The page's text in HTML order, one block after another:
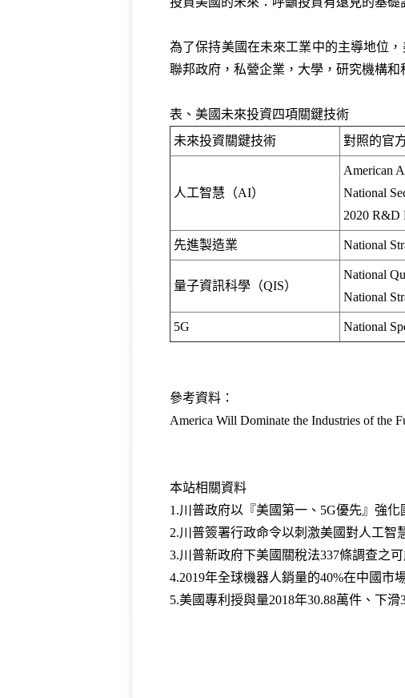
為了保持美國在未來工業中的主導地位
聯邦政府，私營企業，大學，研究機構
表、美國未來投資四項關鍵技術
未來投資關鍵技術
對照的官
人工智慧（AI）
American
National
2020 R&D
先進製造業 National
量子資訊科學（QIS）
National
National
5G National
參考資料：
America Will Dominate the Industries of the
本站相關資料
1.川普政府以『美國第一、5G優先』強化
2.川普簽署行政命令以刺激美國對人工智
3.川普新政府下美國關稅法337條調查之
4.2019年全球機器人銷量的40%在中國市
5.美國專利授與量2018年30.88萬件、下滑